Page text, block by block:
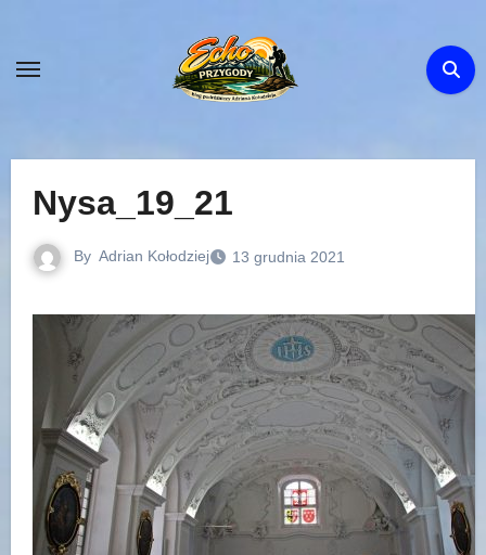
content
Nysa_19_21
By Adrian Kołodziej 13 grudnia 2021